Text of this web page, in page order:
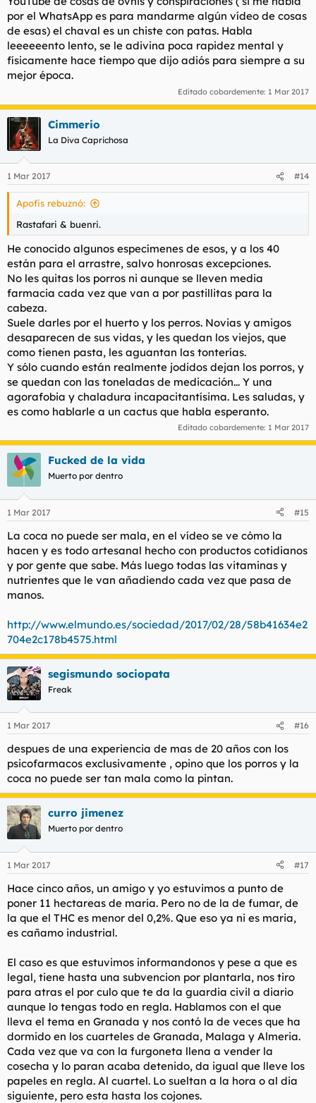
por el WhatsApp es para mandarme algún vídeo de cosas
de esas) el chaval es un chiste con patas. Habla
leeeeeento lento, se le adivina poca rapidez mental y
físicamente hace tiempo que dijo adiós para siempre a su
mejor época.
Editado cobardemente: 1 Mar 2017
Cimmerio
La Diva Caprichosa
1 Mar 2017 #14
Apofis rebuznó:
Rastafari & buenri.
He conocido algunos especímenes de esos, y a los 40
están para el arrastre, salvo honrosas excepciones.
No les quitas los porros ni aunque se lleven media
farmacia cada vez que van a por pastillitas para la
cabeza.
Suele darles por el huerto y los perros. Novias y amigos
desaparecen de sus vidas, y les quedan los viejos, que
como tienen pasta, les aguantan las tonterías.
Y sólo cuando están realmente jodidos dejan los porros, y
se quedan con las toneladas de medicación... Y una
agorafobia y chaladura incapacitantísima. Les saludas, y
es como hablarle a un cactus que habla esperanto.
Editado cobardemente: 1 Mar 2017
Fucked de la vida
Muerto por dentro
1 Mar 2017 #15
La coca no puede ser mala, en el vídeo se ve cómo la
hacen y es todo artesanal hecho con productos cotidianos
y por gente que sabe. Más luego todas las vitaminas y
nutrientes que le van añadiendo cada vez que pasa de
manos.
http://www.elmundo.es/sociedad/2017/02/28/58b41634e2
704e2c178b4575.html
segismundo sociopata
Freak
1 Mar 2017 #16
despues de una experiencia de mas de 20 años con los
psicofarmacos exclusivamente , opino que los porros y la
coca no puede ser tan mala como la pintan.
curro jimenez
Muerto por dentro
1 Mar 2017 #17
Hace cinco años, un amigo y yo estuvimos a punto de
poner 11 hectareas de maria. Pero no de la de fumar, de
la que el THC es menor del 0,2%. Que eso ya ni es maria,
es cañamo industrial.
El caso es que estuvimos informandonos y pese a que es
legal, tiene hasta una subvencion por plantarla, nos tiro
para atras el por culo que te da la guardia civil a diario
aunque lo tengas todo en regla. Hablamos con el que
lleva el tema en Granada y nos contó la de veces que ha
dormido en los cuarteles de Granada, Malaga y Almeria.
Cada vez que va con la furgoneta llena a vender la
cosecha y lo paran acaba detenido, da igual que lleve los
papeles en regla. Al cuartel. Lo sueltan a la hora o al dia
siguiente, pero esta hasta los cojones.